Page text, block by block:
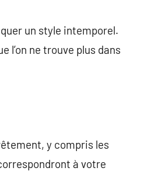
un style intemporel.
l’on ne trouve plus dans
y compris les
à votre